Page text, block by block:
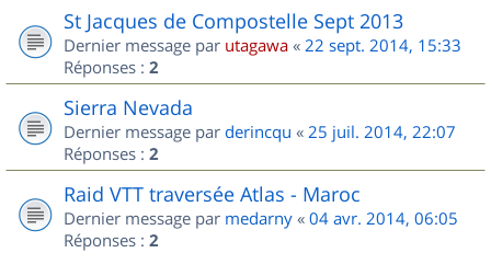
St Jacques de Compostelle Sept 2013
Dernier message par utagawa « 22 sept. 2014, 15:33
Réponses : 2
Sierra Nevada
Dernier message par derincqu « 25 juil. 2014, 22:07
Réponses : 2
Raid VTT traversée Atlas - Maroc
Dernier message par medarny « 04 avr. 2014, 06:05
Réponses : 2